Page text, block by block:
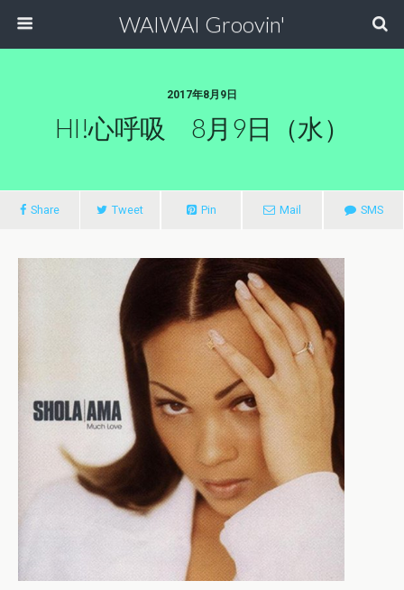
WAIWAI Groovin'
2017年8月9日
HI!心呼吸 8月9日（水）
Share Tweet Pin Mail SMS